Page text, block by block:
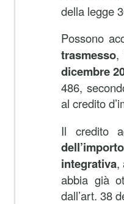
della legge
Possono
trasmesso,
dicembre
486,
al credito
Il credito
integrativa,
abbia già
dall’art. 38